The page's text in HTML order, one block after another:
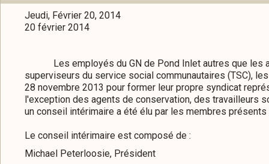
Jeudi, Février 20, 2014
20 février 2014
Les employés du GN de Pond Inlet autres que les
superviseurs du service social communautaires (TSC),
28 novembre 2013 pour former leur propre syndicat
l'exception des agents de conservation, des travailleurs
un conseil intérimaire a été élu par les membres
Le conseil intérimaire est composé de :
Michael Peterloosie, Président